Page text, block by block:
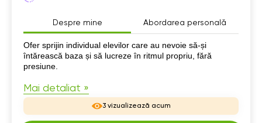
Despre mine Abordarea personală
Despre mine
Ofer sprijin individual elevilor care au nevoie să-și
întărească baza și să lucreze în ritmul propriu, fără
presiune.
Mai detaliat »
3 vizualizează acum